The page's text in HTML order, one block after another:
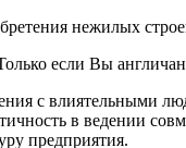
нежилых
если Вы
с влиятельными
в ведении
предприятия.